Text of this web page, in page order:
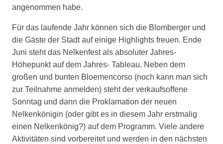
angenommen habe.
Für das laufende Jahr können sich die Blomberger und
die Gäste der Stadt auf einige Highlights freuen. Ende
Juni steht das Nelkenfest als absoluter Jahres-
Höhepunkt auf dem Jahres- Tableau. Neben dem
großen und bunten Bloemencorso (noch kann man sich
zur Teilnahme anmelden) steht der verkaufsoffene
Sonntag und dann die Proklamation der neuen
Nelkenkönigin (oder gibt es in diesem Jahr erstmalig
einen Nelkenkönig?) auf dem Programm. Viele andere
Aktivitäten sind vorbereitet und werden in den nächsten